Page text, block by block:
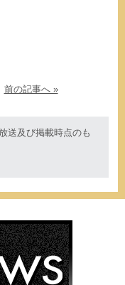
前の記事へ »
送及び掲載時点のも